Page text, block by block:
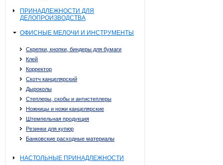
ПРИНАДЛЕЖНОСТИ ДЛЯ
ДЕЛОПРОИЗВОДСТВА
ОФИСНЫЕ МЕЛОЧИ И ИНСТРУМЕНТЫ
Скрепки, кнопки, биндеры для бумаги
Клей
Корректор
Скотч канцелярский
Дыроколы
Степлеры, скобы и антистеплеры
Ножницы и ножи канцелярские
Штемпельная продукция
Резинки для купюр
Банковские расходные материалы
НАСТОЛЬНЫЕ ПРИНАДЛЕЖНОСТИ